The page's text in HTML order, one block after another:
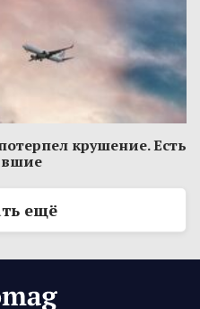
крушение. Есть
ещё